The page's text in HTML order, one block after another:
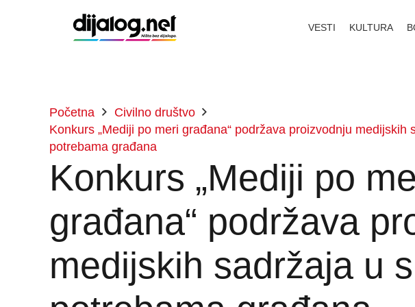
VESTI KULTURA
Početna
Civilno društvo
Konkurs „Mediji po meri građana“ podržava proizvodnju medijskih
potrebama građana
Konkurs „Mediji po
građana“ podržava
medijskih sadržaja u